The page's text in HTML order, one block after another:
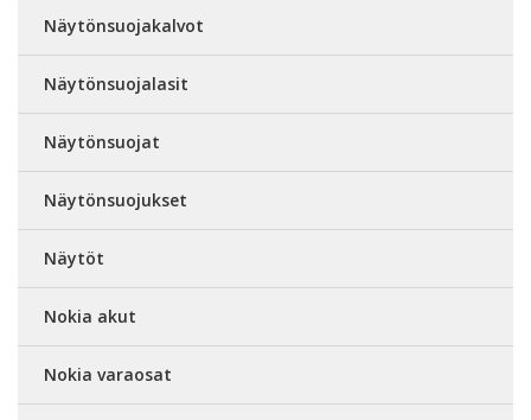
Näytönsuojakalvot
Näytönsuojalasit
Näytönsuojat
Näytönsuojukset
Näytöt
Nokia akut
Nokia varaosat